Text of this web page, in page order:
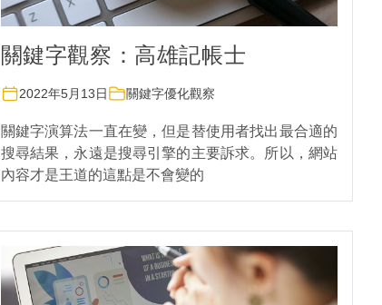
關鍵字觀察：高雄記帳士
2022年5月13日 關鍵字優化觀察
關鍵字演算法一直在變，但是替使用者找出最合適的
搜尋結果，永遠是搜尋引擎的主要訴求。所以，網站
內容才是王道的這點是不會變的